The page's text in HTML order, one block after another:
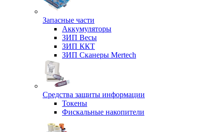
Запасные части
Аккумуляторы
ЗИП Весы
ЗИП ККТ
ЗИП Сканеры Mertech
Средства защиты информации
Токены
Фискальные накопители